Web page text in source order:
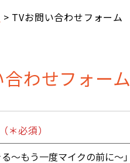
TVお問い合わせフォーム
わせフォーム
＊必須）